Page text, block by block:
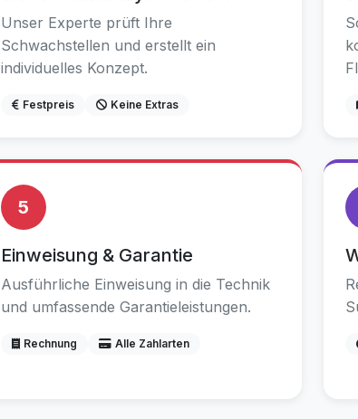
Unser Experte prüft Ihre
Schwachstellen und erstellt ein
individuelles Konzept.
Festpreis Keine Extras
5
Einweisung & Garantie
Ausführliche Einweisung in die Technik
und umfassende Garantieleistungen.
Rechnung Alle Zahlarten